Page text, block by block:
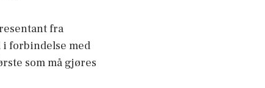
fra
i forbindelse med
som må gjøres